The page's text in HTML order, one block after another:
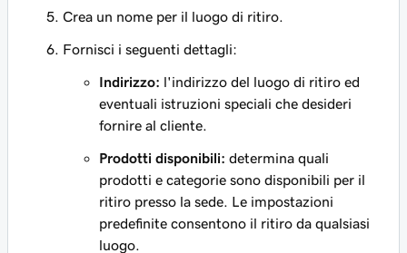
Crea un nome per il luogo di ritiro.
Fornisci i seguenti dettagli:
Indirizzo: l'indirizzo del luogo di ritiro ed
eventuali istruzioni speciali che desideri
fornire al cliente.
Prodotti disponibili: determina quali
prodotti e categorie sono disponibili per il
ritiro presso la sede. Le impostazioni
predefinite consentono il ritiro da qualsiasi
luogo.